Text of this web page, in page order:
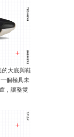
的大底與鞋
個極具未
，讓整雙